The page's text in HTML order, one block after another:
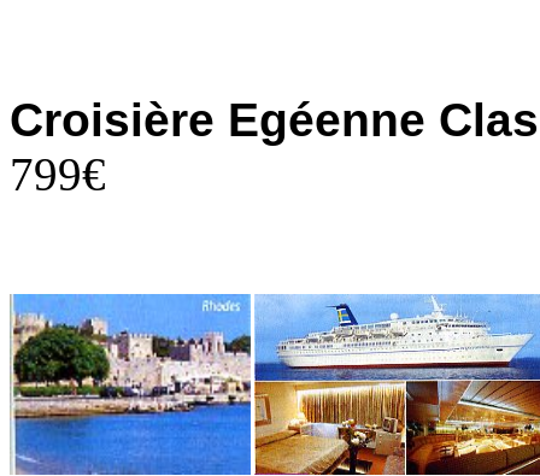
Croisière Egéenne
799€